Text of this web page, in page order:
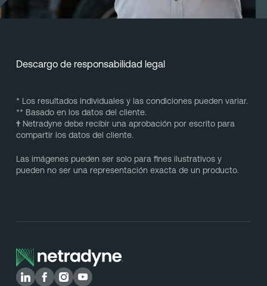
Descargo de responsabilidad legal
* Los resultados individuales y las condiciones pueden variar.
** Basado en los datos del cliente.
†Netradyne debe recibir una aprobación por escrito para
compartir los datos del cliente.
Las imágenes pueden ser solo para fines ilustrativos y
pueden no ser una representación exacta de un producto.